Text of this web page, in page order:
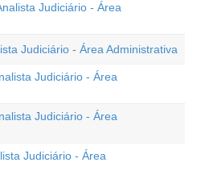
Judiciário - Área
Judiciário - Área Administrativa
Judiciário - Área
Judiciário - Área
Judiciário - Área